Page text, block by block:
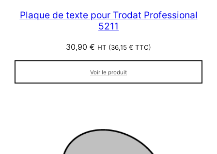
Plaque de texte pour Trodat Professional
5211
30,90 € HT (36,15 € TTC)
Voir le produit